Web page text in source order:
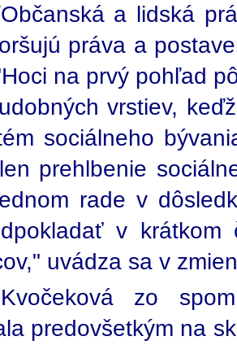
a lidská
práva a
na prvý pohľad
vrstiev,
sociálneho
prehlbenie
rade v
v
uvádza sa v
zo
predovšetkým na